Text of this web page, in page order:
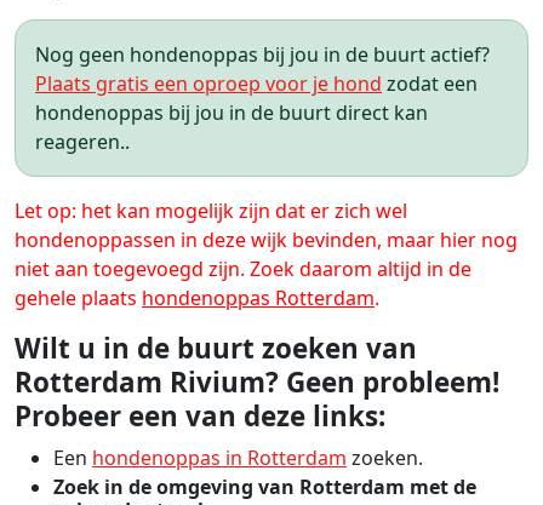
Nog geen hondenoppas bij jou in de buurt actief?
Plaats gratis een oproep voor je hond zodat een
hondenoppas bij jou in de buurt direct kan
reageren..
Let op: het kan mogelijk zijn dat er zich wel
hondenoppassen in deze wijk bevinden, maar hier nog
niet aan toegevoegd zijn. Zoek daarom altijd in de
gehele plaats hondenoppas Rotterdam.
Wilt u in de buurt zoeken van
Rotterdam Rivium? Geen probleem!
Probeer een van deze links:
Een hondenoppas in Rotterdam zoeken.
Zoek in de omgeving van Rotterdam met de